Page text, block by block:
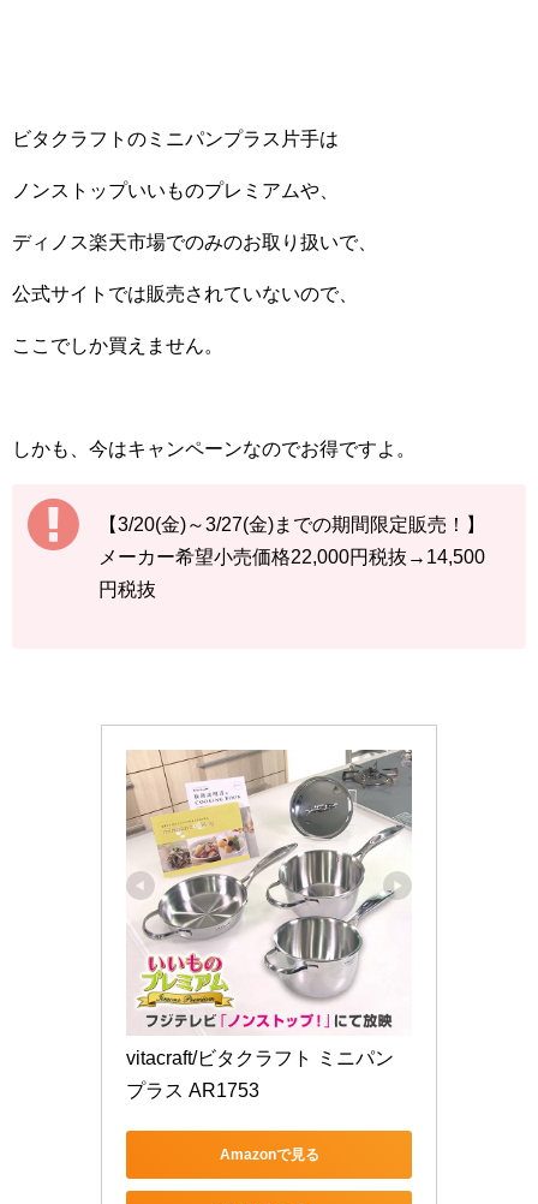
ビタクラフトのミニパンプラス片手は
ノンストップいいものプレミアムや、
ディノス楽天市場でのみのお取り扱いで、
公式サイトでは販売されていないので、
ここでしか買えません。
しかも、今はキャンペーンなのでお得ですよ。
【3/20(金)～3/27(金)までの期間限定販売！】
メーカー希望小売価格22,000円税抜→14,500
円税抜
vitacraft/ビタクラフト ミニパン
プラス AR1753
Amazonで見る